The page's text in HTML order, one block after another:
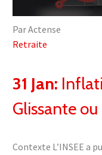
Par Actense
Retraite
31 Jan:
Glissante
Contexte L’INSEE a